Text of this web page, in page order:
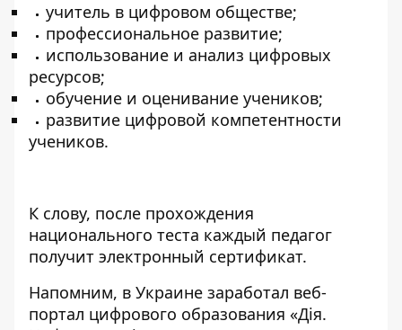
учитель в цифровом обществе;
профессиональное развитие;
использование и анализ цифровых
ресурсов;
обучение и оценивание учеников;
развитие цифровой компетентности
учеников.
К слову, после прохождения
национального теста каждый педагог
получит электронный сертификат.
Напомним, в Украине заработал веб-
портал цифрового образования «Дія.